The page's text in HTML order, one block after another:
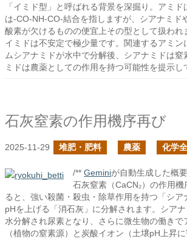
「イミド型」と呼ばれる背景を深掘り。アミ
は-CO-NH-CO-結合を指しますが、シアナミド
酸素が欠けるものの便宜上その型として扱われ
イミドは不安定で極少量です。関連するアミン
ムシアナミドが水中で分解後、シアナミドは窒
ミドは農薬としての作用を持つ可能性を提示し
石灰窒素の作用機序再び
2025-11-29 堆肥・肥料 農薬 化学
/** Geminiが自動生成した概
石灰窒素（CaCN₂）の作用
ると、強い殺菌・殺虫・除草作用を持つ「シア
pHを上げる「消石灰」に分解されます。シア
水分解され尿素となり、さらに微生物の働きで
（植物の窒素源）と炭酸イオン（土壌pH上昇